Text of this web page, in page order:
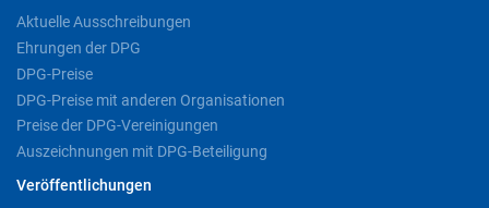
Aktuelle Ausschreibungen
Ehrungen der DPG
DPG-Preise
DPG-Preise mit anderen Organisationen
Preise der DPG-Vereinigungen
Auszeichnungen mit DPG-Beteiligung
Veröffentlichungen